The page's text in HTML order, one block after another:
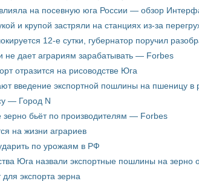
на посевную юга России — обзор
и крупой застряли на станциях из-за
12-е сутки, губернатор поручил
не дает аграриям зарабатывать — Forbes
отразится на рисоводстве Юга
введение экспортной пошлины на пшеницу в
— Город N
зерно бьёт по производителям — Forbes
на жизни аграриев
по урожаям в РФ
Юга назвали экспортные пошлины на зерно
экспорта зерна